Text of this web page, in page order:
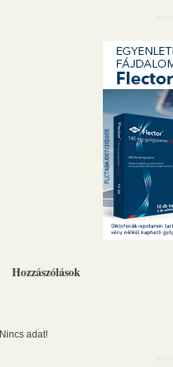
Hozzászólások
Nincs adat!